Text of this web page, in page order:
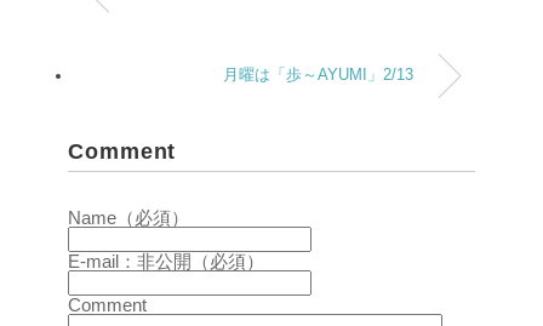
月曜は「歩～AYUMI」2/13
Comment
Name（必須）
E-mail：非公開（必須）
Comment